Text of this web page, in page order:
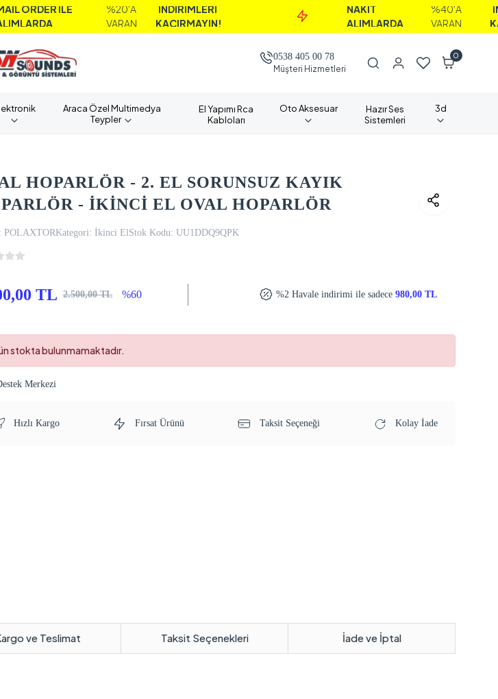
İLE
%20'A
İNDİRİMLERİ
KAÇIRMAYIN!
NAKİT
ALIMLARDA
VARAN
0538 405 00 78
Müşteri Hizmetleri
0
Araca Özel Multimedya
Teypler
El Yapımı Rca
Kabloları
Oto Aksesuar
Hazır Ses
Sistemleri
3d
HOPARLÖR - 2. EL SORUNSUZ KAYIK
- İKİNCİ EL OVAL HOPARLÖR
POLAXTORKategori: İkinci El Stok Kodu: UU1DDQ9QPK
TL 2.500,00 TL %60 %2 Havale indirimi ile sadece980,00 TL
stokta bulunmamaktadır.
Merkezi
Hızlı Kargo Fırsat Ürünü Taksit Seçeneği Kolay İade
ve Teslimat Taksit Seçenekleri İade ve İptal